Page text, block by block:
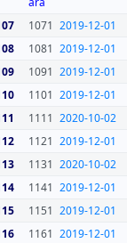
1071 2019-12-01
1081 2019-12-01
1091 2019-12-01
1101 2019-12-01
1111 2020-10-02
1121 2019-12-01
1131 2020-10-02
1141 2019-12-01
1151 2019-12-01
1161 2019-12-01